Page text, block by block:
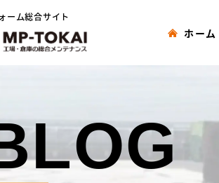
ーム総合サイト
ホーム